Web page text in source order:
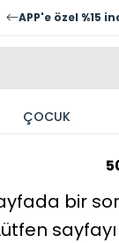
APP'e özel %15
ÇOCUK
bir